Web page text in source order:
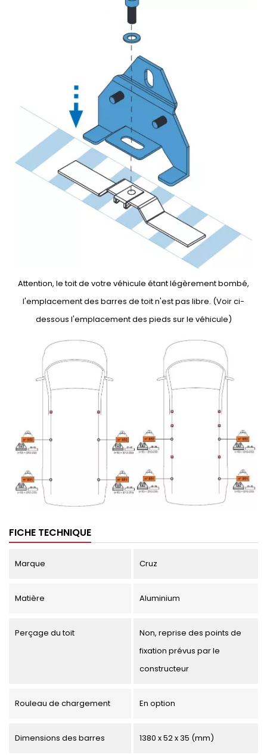
Attention, le toit de votre véhicule étant légèrement bombé,
l'emplacement des barres de toit n'est pas libre. (Voir ci-
dessous l'emplacement des pieds sur le véhicule)
FICHE TECHNIQUE
Marque Cruz
Matière Aluminium
Perçage du toit
Non, reprise des points de
fixation prévus par le
constructeur
Rouleau de chargement En option
Dimensions des barres 1380 x 52 x 35 (mm)